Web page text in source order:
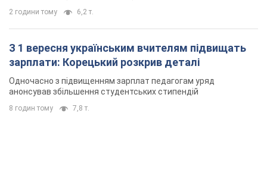
2 години тому 6,2 т.
З 1 вересня українським вчителям підвищать
зарплати: Корецький розкрив деталі
Одночасно з підвищенням зарплат педагогам уряд
анонсував збільшення студентських стипендій
8 годин тому 7,8 т.